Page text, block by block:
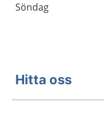
Söndag
Hitta oss